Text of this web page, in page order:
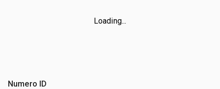
Loading...
Numero ID